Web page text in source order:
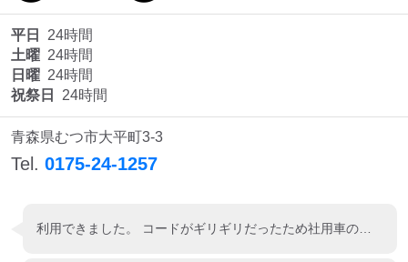
平日
24時間
土曜 24時間
日曜 24時間
祝祭日
24時間
青森県むつ市大平町3-3
Tel. 0175-24-1257
利用できました。 コードがギリギリだったため社用車の普通充電機前に停めさせて頂きました。